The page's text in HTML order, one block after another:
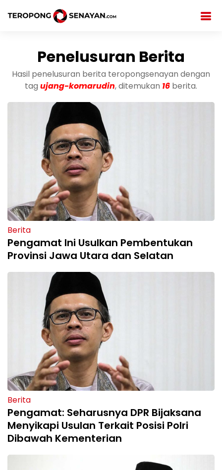
Penelusuran Berita
Hasil penelusuran berita teropongsenayan dengan
tag ujang-komarudin, ditemukan 16 berita.
Berita
Pengamat Ini Usulkan Pembentukan
Provinsi Jawa Utara dan Selatan
Berita
Pengamat: Seharusnya DPR Bijaksana
Menyikapi Usulan Terkait Posisi Polri
Dibawah Kementerian